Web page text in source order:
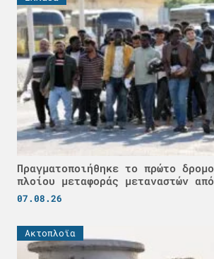
Πραγματοποιήθηκε το πρώτο
πλοίου μεταφοράς μεταναστών
07.08.26
Ακτοπλοϊα